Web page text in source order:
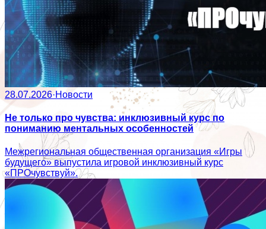
28.07.2026·Новости
Не только про чувства: инклюзивный курс по
пониманию ментальных особенностей
Межрегиональная общественная организация «Игры
будущего» выпустила игровой инклюзивный курс
«ПРОчувствуй».